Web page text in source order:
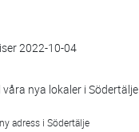
2022-10-04
nya lokaler i Södertälje
adress i Södertälje